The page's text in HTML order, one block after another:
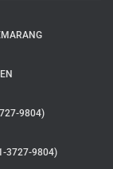
9804)
3727-9804)